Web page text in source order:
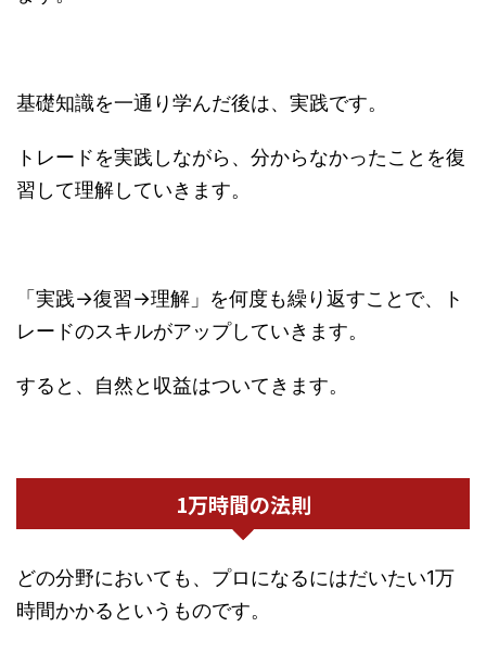
基礎知識を一通り学んだ後は、実践です。
トレードを実践しながら、分からなかったことを復
習して理解していきます。
「実践→復習→理解」を何度も繰り返すことで、ト
レードのスキルがアップしていきます。
すると、自然と収益はついてきます。
1万時間の法則
どの分野においても、プロになるにはだいたい1万
時間かかるというものです。